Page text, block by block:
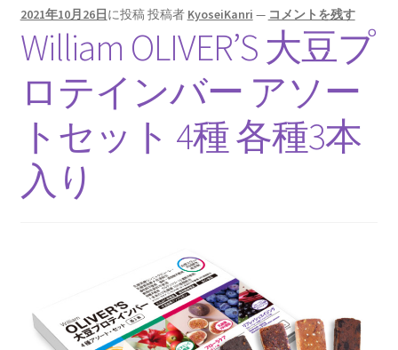
プ
Store Affiliates
パートナーログイン
登録
Terms and Conditions
William OLIVER’Sとは
お買い物カゴ
2021年10月26日に投稿投稿者 KyoseiKanri — コメントを残す
William OLIVER’S 大豆プ
ロテインバー アソー
トセット 4種 各種3本
入り